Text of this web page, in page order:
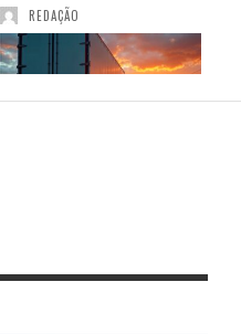
REDAÇÃO